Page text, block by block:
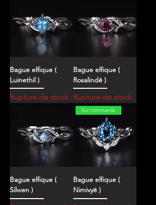
Bague elfique (
Luinethil )
Rupture de stock
Bague elfique (
Rosalindë )
Rupture de stock
Bague elfique (
Silwen )
Sur commande
Bague elfique (
Nimivyë )